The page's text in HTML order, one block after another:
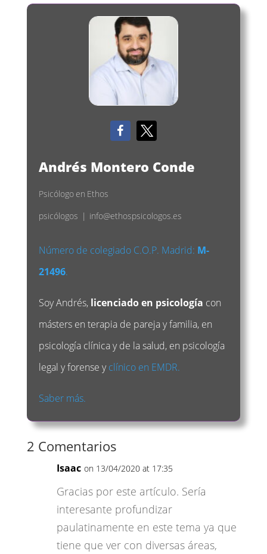
Andrés Montero Conde
Psicólogo en Ethos
psicólogos | info@ethospsicologos.es
Número de colegiado C.O.P. Madrid: M-
21496.
Soy Andrés, licenciado en psicología con
másters en terapia de pareja y familia, en
psicología clínica y de la salud, en psicología
legal y forense yclínico en EMDR.
Saber más.
2 Comentarios
Isaac on 13/04/2020 at 17:35
Gracias por este artículo. Sería
interesante profundizar
paulatinamente en este tema ya que
tiene que ver con diversas áreas,